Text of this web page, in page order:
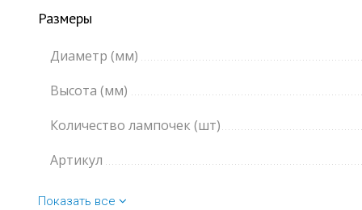
Размеры
Диаметр (мм)
Высота (мм)
Количество лампочек (шт)
Артикул
Показать все